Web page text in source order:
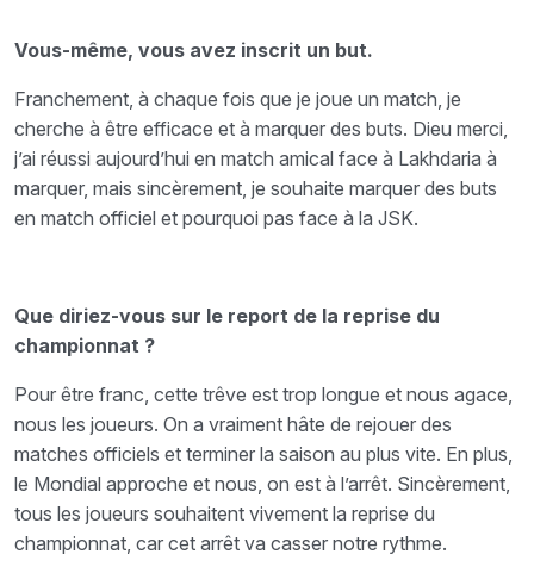
Vous-même, vous avez inscrit un but.
Franchement, à chaque fois que je joue un match, je
cherche à être efficace et à marquer des buts. Dieu merci,
j’ai réussi aujourd’hui en match amical face à Lakhdaria à
marquer, mais sincèrement, je souhaite marquer des buts
en match officiel et pourquoi pas face à la JSK.
Que diriez-vous sur le report de la reprise du
championnat ?
Pour être franc, cette trêve est trop longue et nous agace,
nous les joueurs. On a vraiment hâte de rejouer des
matches officiels et terminer la saison au plus vite. En plus,
le Mondial approche et nous, on est à l’arrêt. Sincèrement,
tous les joueurs souhaitent vivement la reprise du
championnat, car cet arrêt va casser notre rythme.